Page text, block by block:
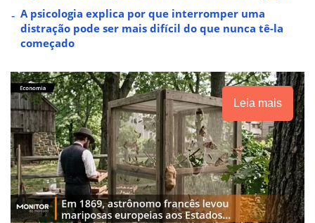
A psicologia explica por que interromper uma
distração pode ser mais difícil do que nunca tê-la
começado
Leia mais